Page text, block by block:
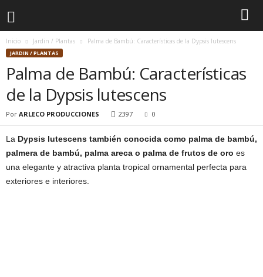
Inicio Jardin / Plantas Palma de Bambú: Características de la Dypsis lutescens
JARDIN / PLANTAS
Palma de Bambú: Características
de la Dypsis lutescens
Por ARLECO PRODUCCIONES 2397 0
La Dypsis lutescens también conocida como palma de bambú,
palmera de bambú, palma areca o palma de frutos de oro es
una elegante y atractiva planta tropical ornamental perfecta para
exteriores e interiores.